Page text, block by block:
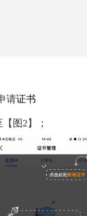
请证书
图2】；